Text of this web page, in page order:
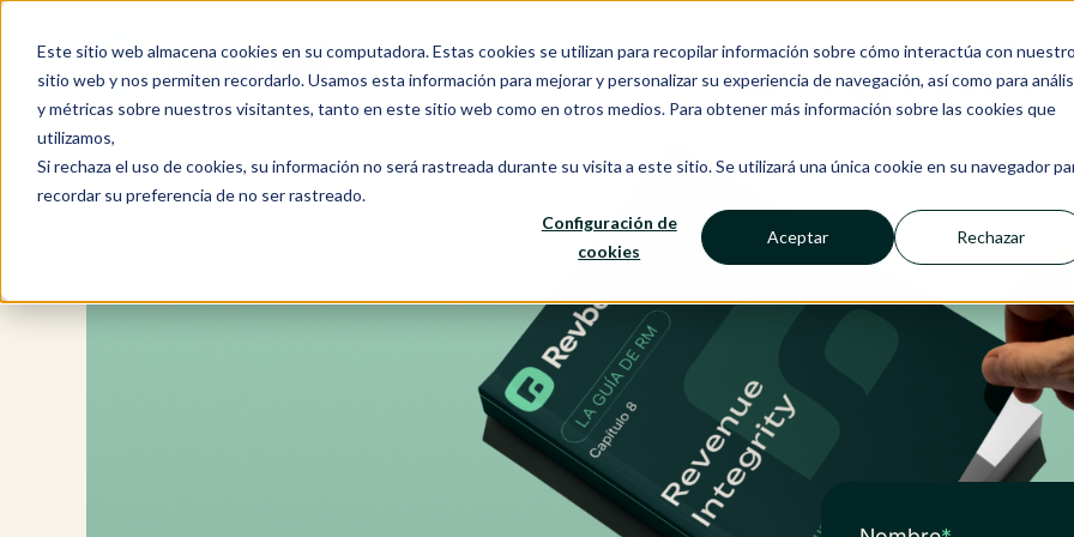
Este sitio web almacena cookies en su computadora. Estas cookies se utilizan para recopilar información sobre cómo interactúa con nuestro
sitio web y nos permiten recordarlo. Usamos esta información para mejorar y personalizar su experiencia de navegación, así como para
y métricas sobre nuestros visitantes, tanto en este sitio web como en otros medios. Para obtener más información sobre las cookies que
utilizamos,
Si rechaza el uso de cookies, su información no será rastreada durante su visita a este sitio. Se utilizará una única cookie en su navegador
recordar su preferencia de no ser rastreado.
Configuración de
cookies
Aceptar Rechazar
Saltar
contenido
Ecosistema Insight Recursos
RMS NANCIE IA SERVICIOS